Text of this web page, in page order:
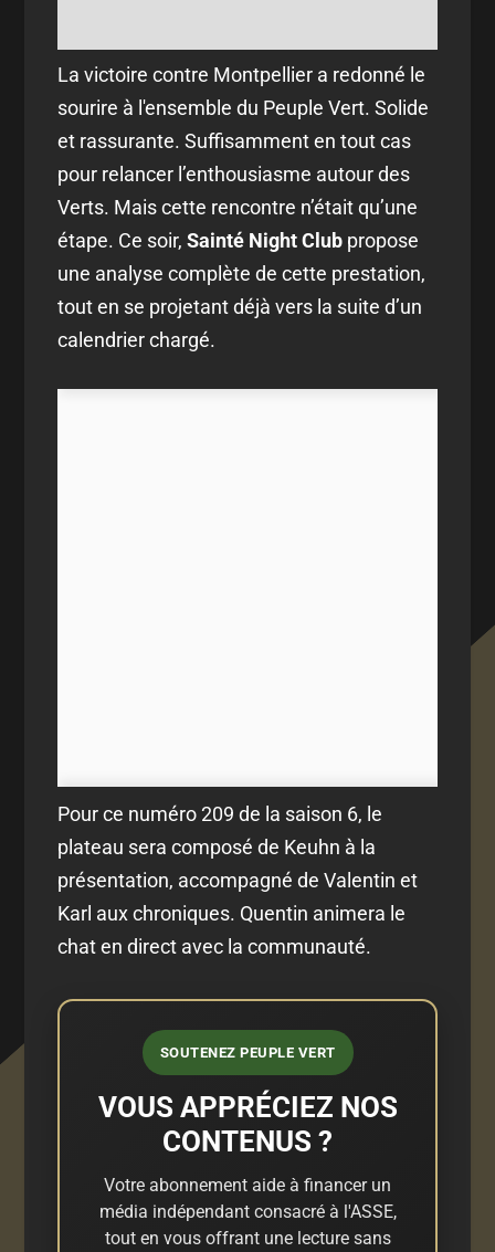
La victoire contre Montpellier a redonné le
sourire à l'ensemble du Peuple Vert. Solide
et rassurante. Suffisamment en tout cas
pour relancer l’enthousiasme autour des
Verts. Mais cette rencontre n’était qu’une
étape. Ce soir,Sainté Night Club propose
une analyse complète de cette prestation,
tout en se projetant déjà vers la suite d’un
calendrier chargé.
Pour ce numéro 209 de la saison 6, le
plateau sera composé de Keuhn à la
présentation, accompagné de Valentin et
Karl aux chroniques. Quentin animera le
chat en direct avec la communauté.
SOUTENEZ PEUPLE VERT
VOUS APPRÉCIEZ NOS
CONTENUS ?
Votre abonnement aide à financer un
média indépendant consacré à l'ASSE,
tout en vous offrant une lecture sans